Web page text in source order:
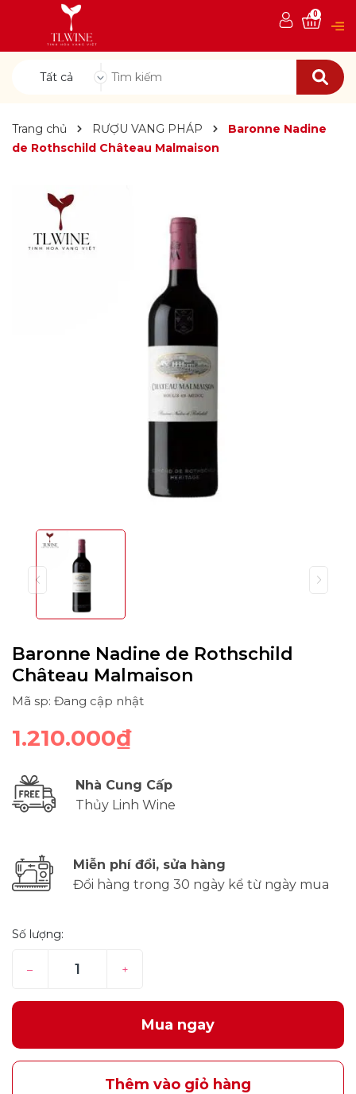
Tất cả
0
Trang chủ RƯỢU VANG PHÁP
Baronne Nadine
de Rothschild Château Malmaison
Baronne Nadine de Rothschild
Château Malmaison
Mã sp: Đang cập nhật
1.210.000₫
Nhà Cung Cấp
Thủy Linh Wine
Miễn phí đổi, sửa hàng
Đổi hàng trong 30 ngày kể từ ngày mua
Số lượng:
– +
Mua ngay
Thêm vào giỏ hàng